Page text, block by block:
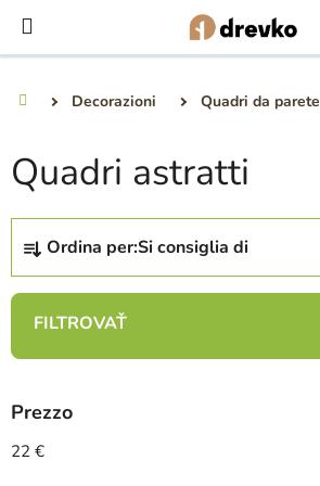
contenuto
Decorazioni Quadri da parete
Quadri astratti
O
d
n
m
e
n
Ordina per:Si consiglia di
Prezzo
22 €